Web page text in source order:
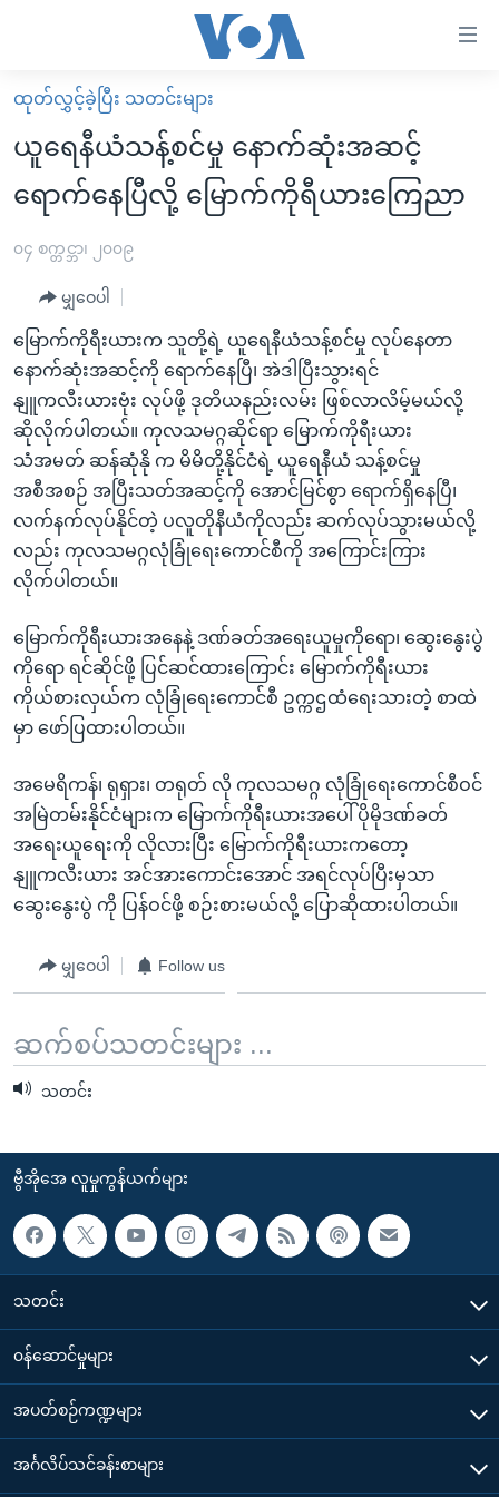
လွယ်ကူ
စေ
Link
များ
အကြောင်းအရာ
ကျော်
ကြည့်
စာမျက်နှာ
ကျော်
ကြည့်
ရှာဖွေ
ရန်
ကျော်
မူလစာမျက်နှာ
မြန်မာ
ကမ္ဘာ့သတင်းများ
အစ္စရေး-ပါလက်စတိုင်း
ရပ်ဝန်းတခု လမ်းတခု အလွန်
အင်္ဂလိပ်စာလေ့လာမယ်
အမေရိကန်သုံးအီဒီယံ
မကြေးမုံရဲ့ အင်္ဂလိပ်စာ
ရုပ်ရှင်ထဲက အင်္ဂလိပ်စာ
သုတပဒေသာ အင်္ဂလိပ်စာ
အပတ်စဉ်ကဏ္ဍများ
ရေဒီယို
တီဗွီ
ရေဒီယိုနှင့်ရုပ်သံ အချက်အလက်များ
ရေဒီယို/တီဗွီအစီအစဉ်
Learning English
ဗွီအိုအေ လူမှုကွန်ယက်များ
ဘာသာစကားများ
ထုတ်လွှင့်ခဲ့ပြီး သတင်းများ
ယူရေနီယံသန့်စင်မှု နောက်ဆုံးအဆင့်
ရောက်နေပြီလို့ မြောက်ကိုရီယားကြေညာ
၀၄ စက္တင္ဘာ၊ ၂၀၀၉
မျှဝေပါ
မြောက်ကိုရီးယားက သူတို့ရဲ့ ယူရေနီယံသန့်စင်မှု လုပ်နေတာ
နောက်ဆုံးအဆင့်ကို ရောက်နေပြီ၊ အဲဒါပြီးသွားရင်
နျူကလီးယားဗုံး လုပ်ဖို့ ဒုတိယနည်းလမ်း ဖြစ်လာလိမ့်မယ်လို့
ဆိုလိုက်ပါတယ်။ ကုလသမဂ္ဂဆိုင်ရာ မြောက်ကိုရီးယား
သံအမတ် ဆန်ဆုံနို က မိမိတို့နိုင်ငံရဲ့ ယူရေနီယံ သန့်စင်မှု
အစီအစဉ် အပြီးသတ်အဆင့်ကို အောင်မြင်စွာ ရောက်ရှိနေပြီ၊
လက်နက်လုပ်နိုင်တဲ့ ပလူတိုနီယံကိုလည်း ဆက်လုပ်သွားမယ်လို့
လည်း ကုလသမဂ္ဂလုံခြုံရေးကောင်စီကို အကြောင်းကြား
လိုက်ပါတယ်။
မြောက်ကိုရီးယားအနေနဲ့ ဒဏ်ခတ်အရေးယူမှုကိုရော၊ ဆွေးနွေးပွဲ
ကိုရော ရင်ဆိုင်ဖို့ ပြင်ဆင်ထားကြောင်း မြောက်ကိုရီးယား
ကိုယ်စားလှယ်က လုံခြုံရေးကောင်စီ ဥက္ကဌထံရေးသားတဲ့ စာထဲ
မှာ ဖော်ပြထားပါတယ်။
အမေရိကန်၊ ရုရှား၊ တရုတ် လို ကုလသမဂ္ဂ လုံခြုံရေးကောင်စီဝင်
အမြဲတမ်းနိုင်ငံများက မြောက်ကိုရီးယားအပေါ် ပိုမိုဒဏ်ခတ်
အရေးယူရေးကို လိုလားပြီး မြောက်ကိုရီးယားကတော့
နျူကလီးယား အင်အားကောင်းအောင် အရင်လုပ်ပြီးမှသာ
ဆွေးနွေးပွဲ ကို ပြန်ဝင်ဖို့ စဉ်းစားမယ်လို့ ပြောဆိုထားပါတယ်။
မျှဝေပါ Follow us
ဆက်စပ်သတင်းများ ...
သတင်း
ဗွီအိုအေ လူမှုကွန်ယက်များ
သတင်း
၀န်ဆောင်မှုများ
အပတ်စဉ်ကဏ္ဍများ
အင်္ဂလိပ်သင်ခန်းစာများ